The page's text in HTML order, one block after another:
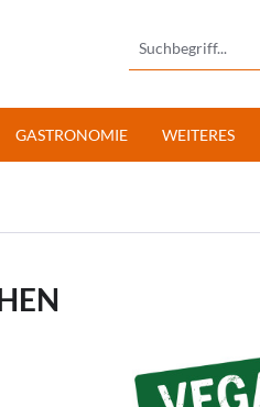
GASTRONOMIE WEITERES